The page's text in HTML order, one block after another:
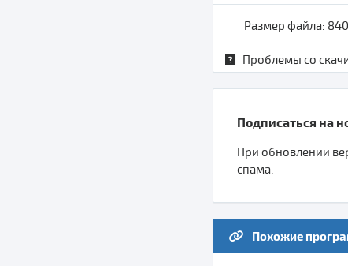
Размер файла:
Проблемы со
Подписаться на
При обновлении
спама.
Похожие